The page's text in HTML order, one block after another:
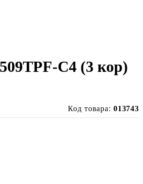
C4 (3 кор)
Код товара: 013743